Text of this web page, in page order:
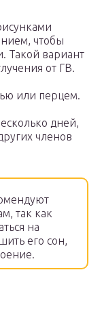
чтобы
Такой вариант
от ГВ.
или перцем.
дней,
членов
так как
на
его сон,